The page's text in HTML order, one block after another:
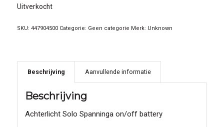
Uitverkocht
SKU: 447904500 Categorie: Geen categorie Merk: Unknown
Beschrijving Aanvullende informatie
Beschrijving
Achterlicht Solo Spanninga on/off battery